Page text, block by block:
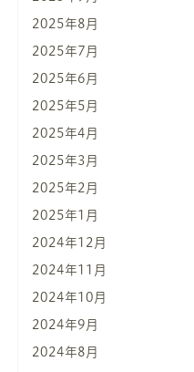
2025年8月
2025年7月
2025年6月
2025年5月
2025年4月
2025年3月
2025年2月
2025年1月
2024年12月
2024年11月
2024年10月
2024年9月
2024年8月